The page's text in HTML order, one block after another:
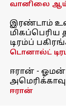
வானிலை
இரண்டாம்
மிகப்பெரிய
டிரம்ப்
டொனால்ட்
ஈரான் - ஓமன்
ஈரான்